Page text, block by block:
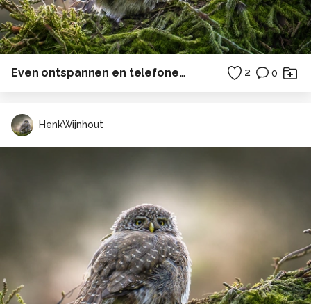
Even ontspannen en telefoneren 2 0
HenkWijnhout